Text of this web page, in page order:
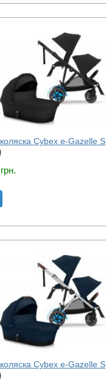
Cybex e-Gazelle S
грн.
Cybex e-Gazelle S